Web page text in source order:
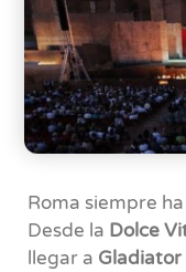
Roma siempre
Desde la Dolce
llegar a Gladiator